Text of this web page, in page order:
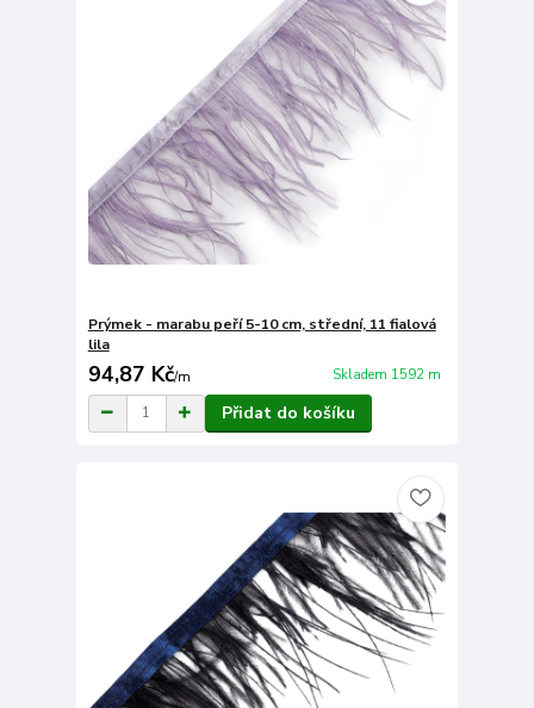
Prýmek - marabu peří 5-10 cm, střední, 11 fialová
lila
94,87 Kč/m Skladem 1592 m
Přidat do košíku